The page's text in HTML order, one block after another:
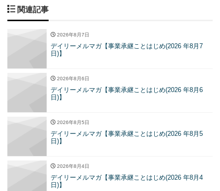
関連記事
2026年8月7日
デイリーメルマガ【事業承継ことはじめ(2026 年8月7
日)】
2026年8月6日
デイリーメルマガ【事業承継ことはじめ(2026 年8月6
日)】
2026年8月5日
デイリーメルマガ【事業承継ことはじめ(2026 年8月5
日)】
2026年8月4日
デイリーメルマガ【事業承継ことはじめ(2026 年8月4
日)】